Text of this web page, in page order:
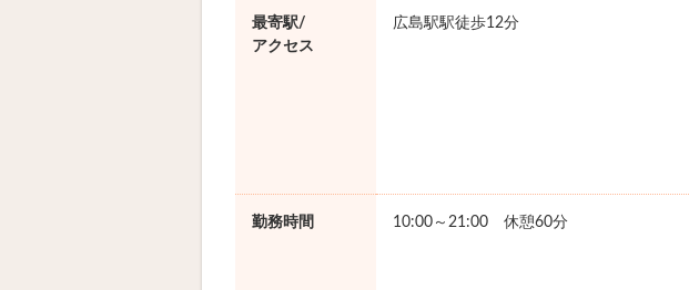
最寄駅/
アクセス
広島駅駅徒歩12分
勤務時間 10:00～21:00 休憩60分